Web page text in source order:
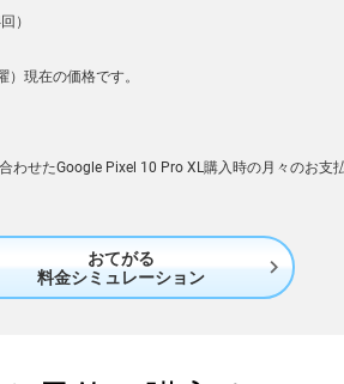
）
現在の価格です。
わせたGoogle Pixel 10 Pro XL購入時の月々のお支
おてがる
料金シミュレーション
